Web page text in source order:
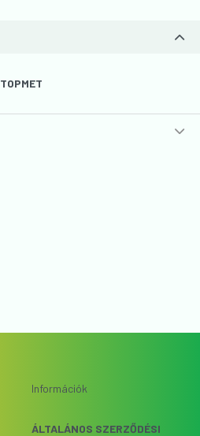
TOPMET
Információk
ÁLTALÁNOS SZERZŐDÉSI